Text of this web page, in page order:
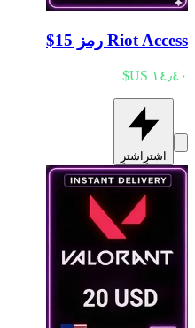
Riot Access رمز 15$
اشترِ اشترِ